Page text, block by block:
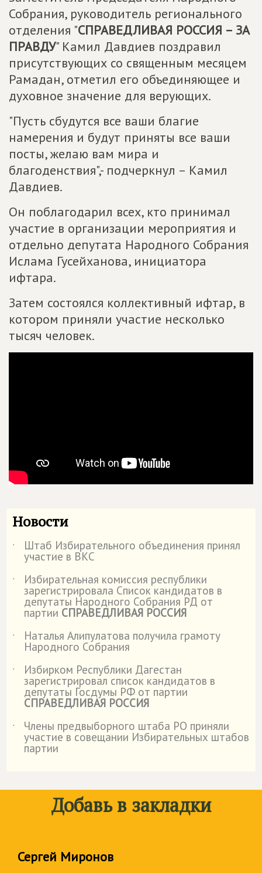
Собрания, руководитель регионального
отделения "СПРАВЕДЛИВАЯ РОССИЯ – ЗА
ПРАВДУ" Камил Давдиев поздравил
присутствующих со священным месяцем
Рамадан, отметил его объединяющее и
духовное значение для верующих.
"Пусть сбудутся все ваши благие
намерения и будут приняты все ваши
посты, желаю вам мира и
благоденствия",- подчеркнул – Камил
Давдиев.
Он поблагодарил всех, кто принимал
участие в организации мероприятия и
отдельно депутата Народного Собрания
Ислама Гусейханова, инициатора
ифтара.
Затем состоялся коллективный ифтар, в
котором приняли участие несколько
тысяч человек.
Новости
˙ Штаб Избирательного объединения принял
участие в ВКС
˙
Избирательная комиссия республики
зарегистрировала Список кандидатов в
депутаты Народного Собрания РД от
партии СПРАВЕДЛИВАЯ РОССИЯ
˙
Наталья Алипулатова получила грамоту
Народного Собрания
˙
Избирком Республики Дагестан
зарегистрировал список кандидатов в
депутаты Госдумы РФ от партии
СПРАВЕДЛИВАЯ РОССИЯ
˙
Члены предвыборного штаба РО приняли
участие в совещании Избирательных штабов
партии
Добавь в закладки
Сергей Миронов